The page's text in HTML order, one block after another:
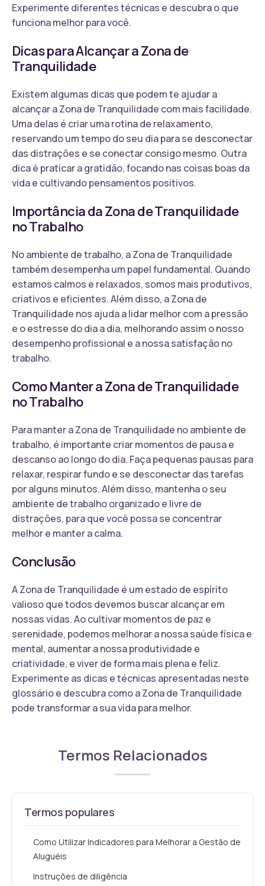
Experimente diferentes técnicas e descubra o que
funciona melhor para você.
Dicas para Alcançar a Zona de
Tranquilidade
Existem algumas dicas que podem te ajudar a
alcançar a Zona de Tranquilidade com mais facilidade.
Uma delas é criar uma rotina de relaxamento,
reservando um tempo do seu dia para se desconectar
das distrações e se conectar consigo mesmo. Outra
dica é praticar a gratidão, focando nas coisas boas da
vida e cultivando pensamentos positivos.
Importância da Zona de Tranquilidade
no Trabalho
No ambiente de trabalho, a Zona de Tranquilidade
também desempenha um papel fundamental. Quando
estamos calmos e relaxados, somos mais produtivos,
criativos e eficientes. Além disso, a Zona de
Tranquilidade nos ajuda a lidar melhor com a pressão
e o estresse do dia a dia, melhorando assim o nosso
desempenho profissional e a nossa satisfação no
trabalho.
Como Manter a Zona de Tranquilidade
no Trabalho
Para manter a Zona de Tranquilidade no ambiente de
trabalho, é importante criar momentos de pausa e
descanso ao longo do dia. Faça pequenas pausas para
relaxar, respirar fundo e se desconectar das tarefas
por alguns minutos. Além disso, mantenha o seu
ambiente de trabalho organizado e livre de
distrações, para que você possa se concentrar
melhor e manter a calma.
Conclusão
A Zona de Tranquilidade é um estado de espírito
valioso que todos devemos buscar alcançar em
nossas vidas. Ao cultivar momentos de paz e
serenidade, podemos melhorar a nossa saúde física e
mental, aumentar a nossa produtividade e
criatividade, e viver de forma mais plena e feliz.
Experimente as dicas e técnicas apresentadas neste
glossário e descubra como a Zona de Tranquilidade
pode transformar a sua vida para melhor.
Termos Relacionados
Termos populares
Como Utilizar Indicadores para Melhorar a Gestão de
Aluguéis
Instruções de diligência